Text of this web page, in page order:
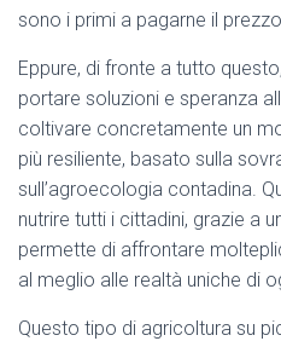
sono i primi a pagarne il
Eppure, di fronte a tutto
portare soluzioni e speranza
coltivare concretamente un
più resiliente, basato sulla
sull’agroecologia contadina.
nutrire tutti i cittadini, grazie a
permette di affrontare
al meglio alle realtà uniche di
Questo tipo di agricoltura su